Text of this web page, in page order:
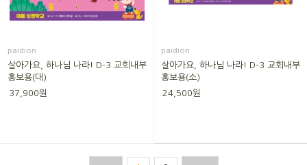
paidion
살아가요, 하나님 나라! D-3 교회내부
홍보용(대)
37,900원
paidion
살아가요, 하나님 나라! D-3 교회내부
홍보용(소)
24,500원